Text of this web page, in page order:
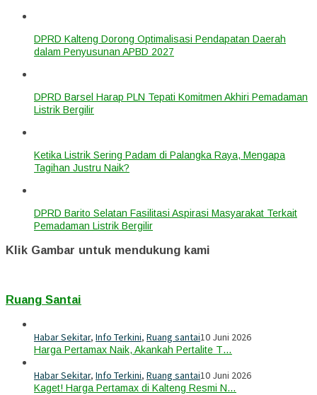
DPRD Kalteng Dorong Optimalisasi Pendapatan Daerah
dalam Penyusunan APBD 2027
DPRD Barsel Harap PLN Tepati Komitmen Akhiri Pemadaman
Listrik Bergilir
Ketika Listrik Sering Padam di Palangka Raya, Mengapa
Tagihan Justru Naik?
DPRD Barito Selatan Fasilitasi Aspirasi Masyarakat Terkait
Pemadaman Listrik Bergilir
Klik Gambar untuk mendukung kami
Ruang Santai
Habar Sekitar, Info Terkini, Ruang santai10 Juni 2026
Harga Pertamax Naik, Akankah Pertalite T…
Habar Sekitar, Info Terkini, Ruang santai10 Juni 2026
Kaget! Harga Pertamax di Kalteng Resmi N…